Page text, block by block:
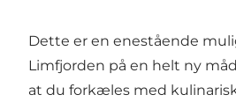
Dette er en enestående
Limfjorden på en helt ny
at du forkæles med